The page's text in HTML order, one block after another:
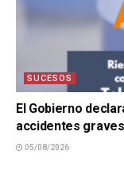
SUCESOS
El Gobierno
accidentes
05/08/2026